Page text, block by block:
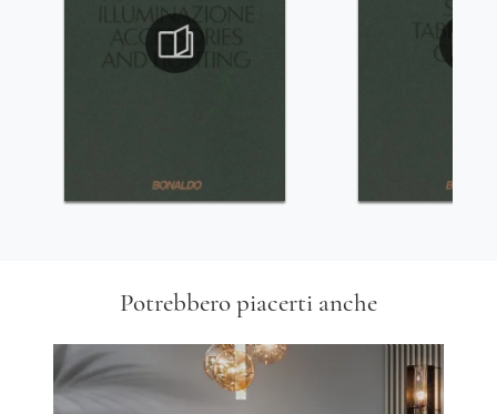
Potrebbero piacerti anche